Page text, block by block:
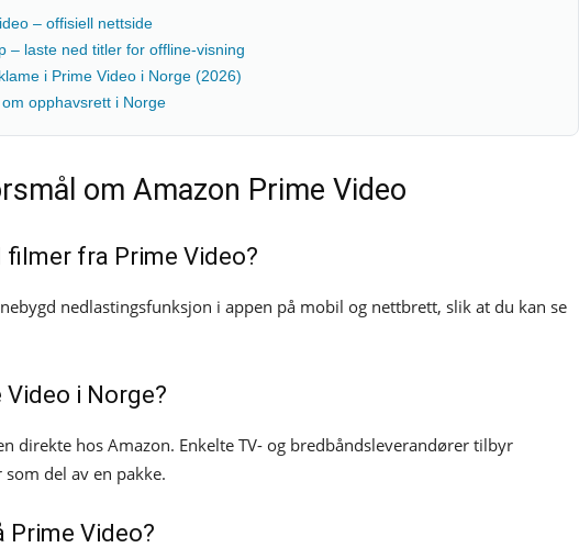
– offisiell nettside
– laste ned titler for offline-visning
i Prime Video i Norge (2026)
opphavsrett i Norge
om Amazon Prime Video
filmer fra Prime Video?
nedlastingsfunksjon i appen på mobil og nettbrett, slik at du kan se
i Norge?
direkte hos Amazon. Enkelte TV- og bredbåndsleverandører tilbyr
del av en pakke.
Prime Video?